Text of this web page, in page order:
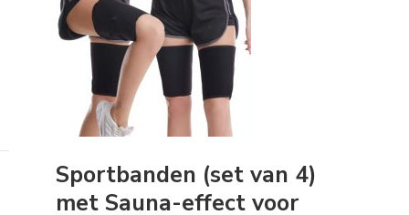
Sportbanden (set van 4)
met Sauna-effect voor